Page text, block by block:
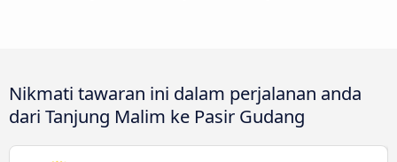
Nikmati tawaran ini dalam perjalanan anda
dari Tanjung Malim ke Pasir Gudang